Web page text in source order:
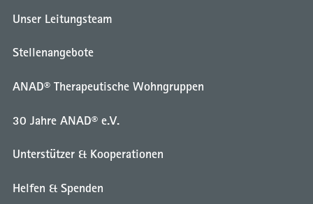
Unser Leitungsteam
Stellenangebote
ANAD® Therapeutische Wohngruppen
30 Jahre ANAD® e.V.
Unterstützer & Kooperationen
Helfen & Spenden